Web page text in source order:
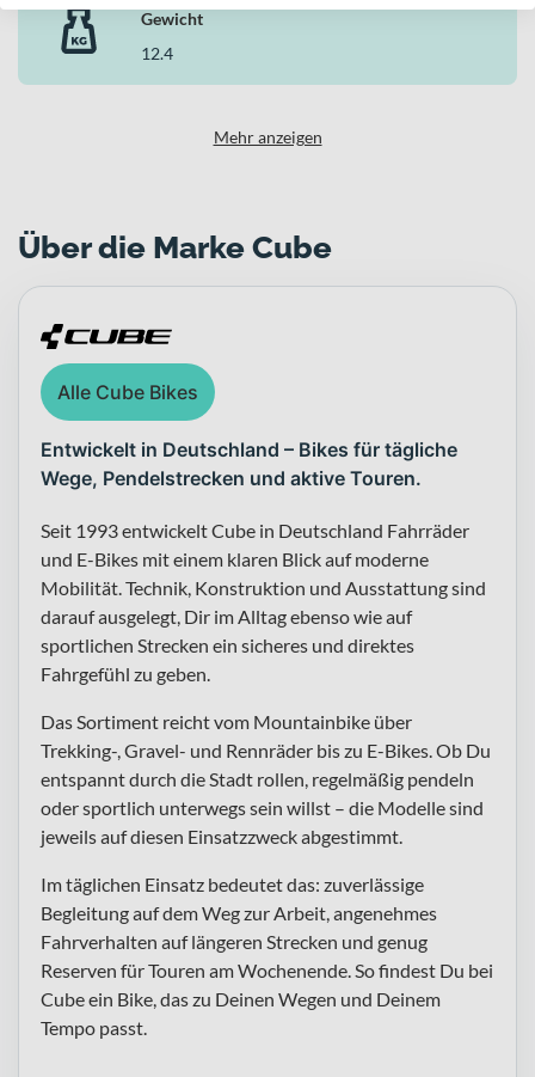
Cube zeigt hier, wie sich moderne Trail-Technik, geringes Gewicht
und robuste Ausstattung zu einem leistungsstarken Gesamtpaket
verbinden lassen – ideal für ambitionierte Fahrerinnen und Fahrer,
die auf technischen Strecken keine Kompromisse eingehen wollen.
Gewicht
12.4
Mehr anzeigen
Über die Marke Cube
Alle Cube Bikes
Entwickelt in Deutschland – Bikes für tägliche
Wege, Pendelstrecken und aktive Touren.
Seit 1993 entwickelt Cube in Deutschland Fahrräder
und E-Bikes mit einem klaren Blick auf moderne
Mobilität. Technik, Konstruktion und Ausstattung sind
darauf ausgelegt, Dir im Alltag ebenso wie auf
sportlichen Strecken ein sicheres und direktes
Fahrgefühl zu geben.
Das Sortiment reicht vom Mountainbike über
Trekking-, Gravel- und Rennräder bis zu E-Bikes. Ob Du
entspannt durch die Stadt rollen, regelmäßig pendeln
oder sportlich unterwegs sein willst – die Modelle sind
jeweils auf diesen Einsatzzweck abgestimmt.
Im täglichen Einsatz bedeutet das: zuverlässige
Begleitung auf dem Weg zur Arbeit, angenehmes
Fahrverhalten auf längeren Strecken und genug
Reserven für Touren am Wochenende. So findest Du bei
Cube ein Bike, das zu Deinen Wegen und Deinem
Tempo passt.